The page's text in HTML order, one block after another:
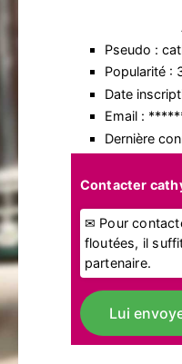
Pseudo :
Popularité :
Date
Email :
Dernière
Contacter
✉ Pour
floutées, il
partenaire.
Lui